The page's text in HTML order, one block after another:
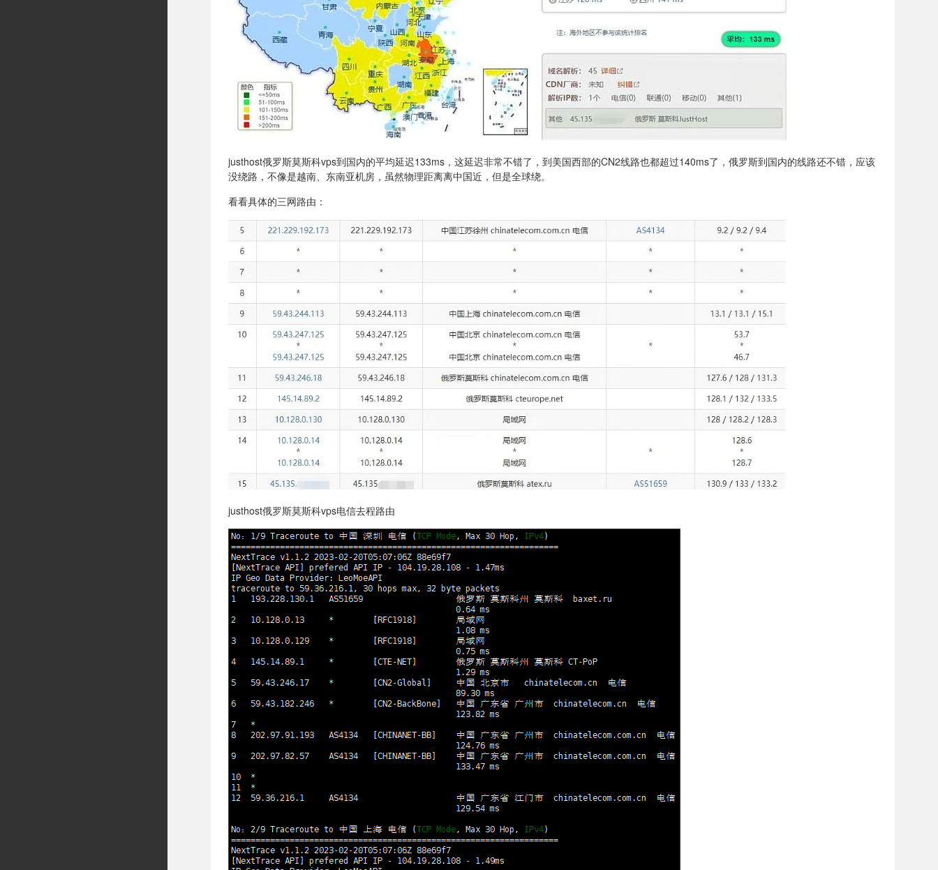
justhost俄罗斯莫斯科vps到国内的平均延迟133ms，这延迟非常不错了，到美国西部的CN2线路也都超过140ms了，俄罗斯到国内的线路还不错，应该
没绕路，不像是越南、东南亚机房，虽然物理距离离中国近，但是全球绕。
看看具体的三网路由：
justhost俄罗斯莫斯科vps电信去程路由